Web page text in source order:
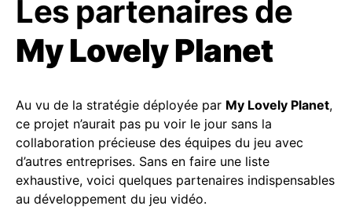
Les partenaires de
My Lovely Planet
Au vu de la stratégie déployée par My Lovely Planet,
ce projet n’aurait pas pu voir le jour sans la
collaboration précieuse des équipes du jeu avec
d’autres entreprises. Sans en faire une liste
exhaustive, voici quelques partenaires indispensables
au développement du jeu vidéo.